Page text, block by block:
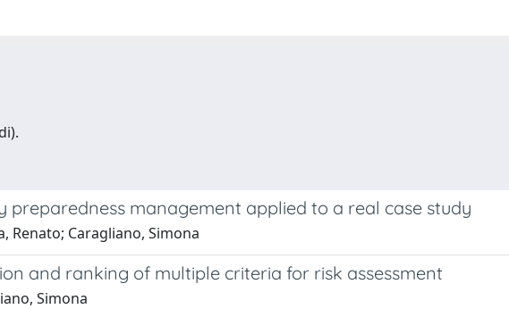
preparedness management applied to a real case study
Renato; Caragliano, Simona
and ranking of multiple criteria for risk assessment
Simona